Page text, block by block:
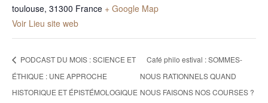
toulouse, 31300 France + Google Map
Voir Lieu site web
PODCAST DU MOIS : SCIENCE ET
ÉTHIQUE : UNE APPROCHE
HISTORIQUE ET ÉPISTÉMOLOGIQUE
Café philo estival : SOMMES-
NOUS RATIONNELS QUAND
NOUS FAISONS NOS COURSES ?